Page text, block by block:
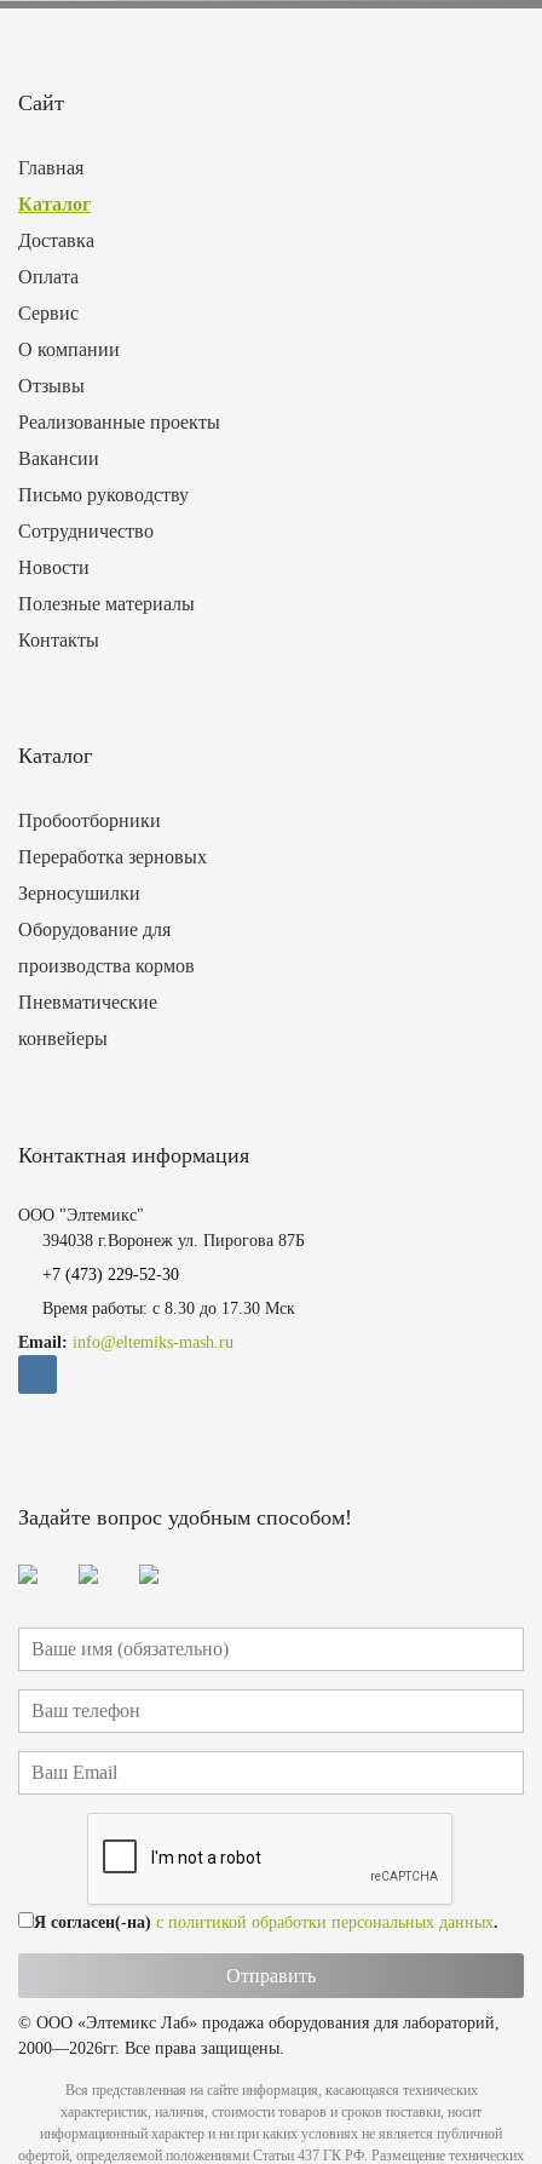
Сайт
Главная
Каталог
Доставка
Оплата
Сервис
О компании
Отзывы
Реализованные проекты
Вакансии
Письмо руководству
Сотрудничество
Новости
Полезные материалы
Контакты
Каталог
Пробоотборники
Переработка зерновых
Зерносушилки
Оборудование для
производства кормов
Пневматические
конвейеры
Контактная информация
ООО "Элтемикс"
394038 г.Воронеж ул. Пирогова 87Б
+7 (473) 229-52-30
Время работы: с 8.30 до 17.30 Мск
Email: info@eltemiks-mash.ru
Задайте вопрос удобным способом!
Я согласен(-на) с политикой обработки персональных данных.
© ООО «Элтемикс Лаб» продажа оборудования для лабораторий,
2000—2026гг. Все права защищены.
Вся представленная на сайте информация, касающаяся технических
характеристик, наличия, стоимости товаров и сроков поставки, носит
информационный характер и ни при каких условиях не является публичной
офертой, определяемой положениями Статьи 437 ГК РФ. Размещение технических